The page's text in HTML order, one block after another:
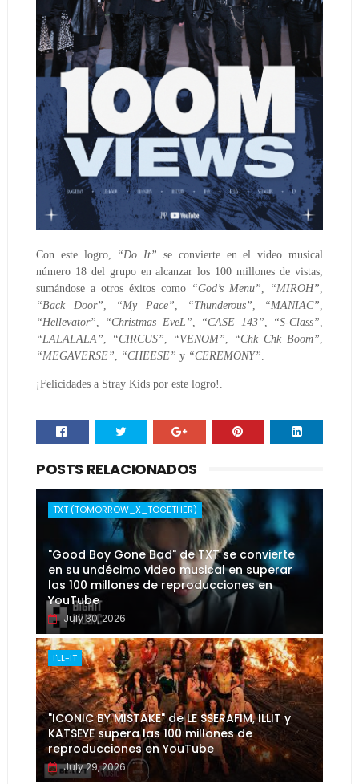
Con este logro, “Do It” se convierte en el video musical
número 18 del grupo en alcanzar los 100 millones de vistas,
sumándose a otros éxitos como “God’s Menu”, “MIROH”,
“Back Door”, “My Pace”, “Thunderous”, “MANIAC”,
“Hellevator”, “Christmas EveL”, “CASE 143”, “S-Class”,
“LALALALA”, “CIRCUS”, “VENOM”, “Chk Chk Boom”,
“MEGAVERSE”, “CHEESE” y “CEREMONY”.
¡Felicidades a Stray Kids por este logro!.
POSTS RELACIONADOS
TXT (TOMORROW_X_TOGETHER)
"Good Boy Gone Bad" de TXT se convierte
en su undécimo video musical en superar
las 100 millones de reproducciones en
YouTube
July 30, 2026
I'LL-IT
"ICONIC BY MISTAKE" de LE SSERAFIM, ILLIT y
KATSEYE supera las 100 millones de
reproducciones en YouTube
July 29, 2026